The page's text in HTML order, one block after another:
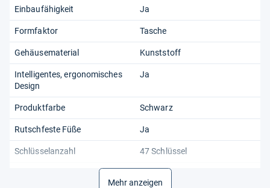
Einbaufähigkeit Ja
Formfaktor Tasche
Gehäusematerial Kunststoff
Intelligentes, ergonomisches
Design
Ja
Produktfarbe Schwarz
Rutschfeste Füße Ja
Schlüsselanzahl 47 Schlüssel
Mehr anzeigen